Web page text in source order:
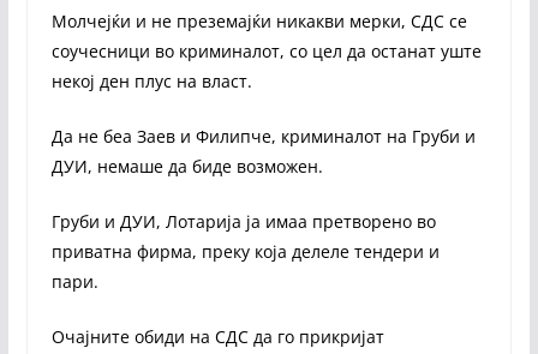
Молчејќи и не преземајќи никакви мерки, СДС се
соучесници во криминалот, со цел да останат уште
некој ден плус на власт.
Да не беа Заев и Филипче, криминалот на Груби и
ДУИ, немаше да биде возможен.
Груби и ДУИ, Лотарија ја имаа претворено во
приватна фирма, преку која делеле тендери и
пари.
Очајните обиди на СДС да го прикријат